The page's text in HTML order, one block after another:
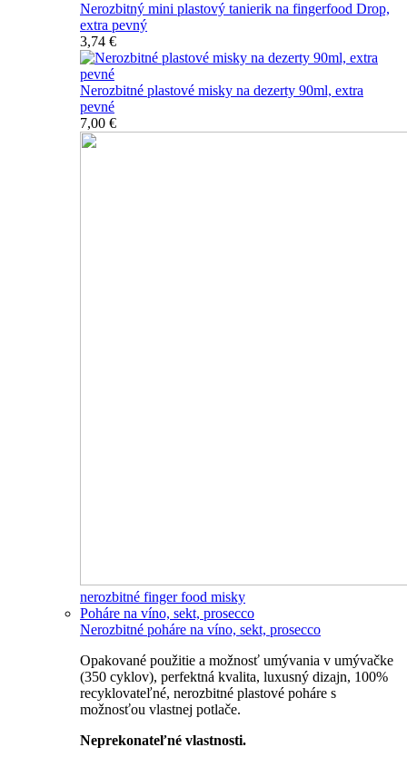
Nerozbitný mini plastový tanierik na fingerfood Drop,
extra pevný
3,74 €
Nerozbitné plastové misky na dezerty 90ml, extra
pevné
7,00 €
nerozbitné finger food misky
Poháre na víno, sekt, prosecco
Nerozbitné poháre na víno, sekt, prosecco
Opakované použitie a možnosť umývania v umývačke
(350 cyklov), perfektná kvalita, luxusný dizajn, 100%
recyklovateľné, nerozbitné plastové poháre s
možnosťou vlastnej potlače.
Neprekonateľné vlastnosti.